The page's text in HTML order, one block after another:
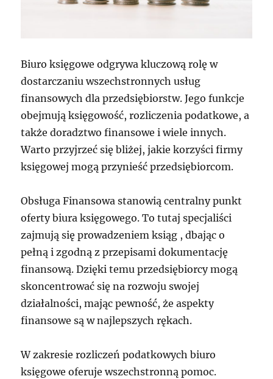
Biuro księgowe odgrywa kluczową rolę w
dostarczaniu wszechstronnych usług
finansowych dla przedsiębiorstw. Jego funkcje
obejmują księgowość, rozliczenia podatkowe, a
także doradztwo finansowe i wiele innych.
Warto przyjrzeć się bliżej, jakie korzyści firmy
księgowej mogą przynieść przedsiębiorcom.
Obsługa Finansowa stanowią centralny punkt
oferty biura księgowego. To tutaj specjaliści
zajmują się prowadzeniem ksiąg , dbając o
pełną i zgodną z przepisami dokumentację
finansową. Dzięki temu przedsiębiorcy mogą
skoncentrować się na rozwoju swojej
działalności, mając pewność, że aspekty
finansowe są w najlepszych rękach.
W zakresie rozliczeń podatkowych biuro
księgowe oferuje wszechstronną pomoc.